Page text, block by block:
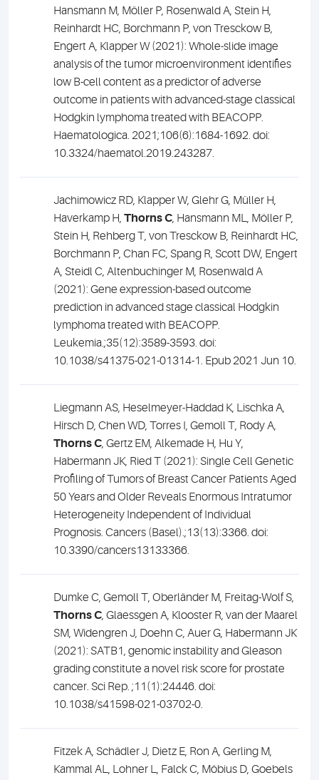
Hansmann M, Möller P, Rosenwald A, Stein H,
Reinhardt HC, Borchmann P, von Tresckow B,
Engert A, Klapper W (2021): Whole-slide image
analysis of the tumor microenvironment identifies
low B-cell content as a predictor of adverse
outcome in patients with advanced-stage classical
Hodgkin lymphoma treated with BEACOPP.
Haematologica. 2021;106(6):1684-1692. doi:
10.3324/haematol.2019.243287.
Jachimowicz RD, Klapper W, Glehr G, Müller H,
Haverkamp H,Thorns C, Hansmann ML, Möller P,
Stein H, Rehberg T, von Tresckow B, Reinhardt HC,
Borchmann P, Chan FC, Spang R, Scott DW, Engert
A, Steidl C, Altenbuchinger M, Rosenwald A
(2021): Gene expression-based outcome
prediction in advanced stage classical Hodgkin
lymphoma treated with BEACOPP.
Leukemia.;35(12):3589-3593. doi:
10.1038/s41375-021-01314-1. Epub 2021 Jun 10.
Liegmann AS, Heselmeyer-Haddad K, Lischka A,
Hirsch D, Chen WD, Torres I, Gemoll T, Rody A,
Thorns C, Gertz EM, Alkemade H, Hu Y,
Habermann JK, Ried T (2021): Single Cell Genetic
Profiling of Tumors of Breast Cancer Patients Aged
50 Years and Older Reveals Enormous Intratumor
Heterogeneity Independent of Individual
Prognosis. Cancers (Basel).;13(13):3366. doi:
10.3390/cancers13133366.
Dumke C, Gemoll T, Oberländer M, Freitag-Wolf S,
Thorns C, Glaessgen A, Klooster R, van der Maarel
SM, Widengren J, Doehn C, Auer G, Habermann JK
(2021): SATB1, genomic instability and Gleason
grading constitute a novel risk score for prostate
cancer. Sci Rep. ;11(1):24446. doi:
10.1038/s41598-021-03702-0.
Fitzek A, Schädler J, Dietz E, Ron A, Gerling M,
Kammal AL, Lohner L, Falck C, Möbius D, Goebels